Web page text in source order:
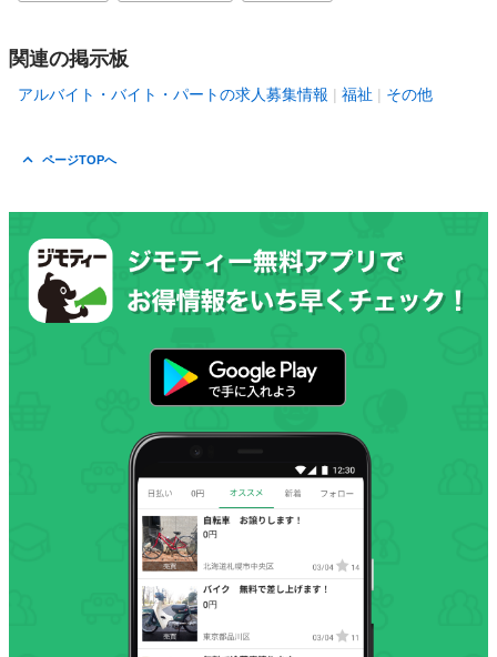
関連の掲示板
アルバイト・バイト・パートの求人募集情報 福祉 その他
ページTOPへ